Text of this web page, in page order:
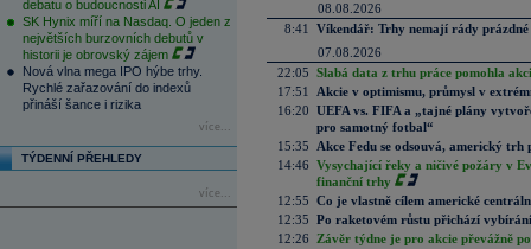
debatu o budoucnosti AI
SK Hynix míří na Nasdaq. O jeden z
největších burzovních debutů v
historii je obrovský zájem
Nová vlna mega IPO hýbe trhy.
Rychlé zařazování do indexů
přináší šance i rizika
více...
TÝDENNÍ PŘEHLEDY
více...
08.08.2026
8:41
Víkendář: Trhy nemají rády prázdné
07.08.2026
22:05 Slabá data z trhu práce pomohla
17:51
Akcie v optimismu, průmysl v
16:20 UEFA vs. FIFA a „tajné plány
pro samotný fotbal“
15:35
Akce Fedu se odsouvá, americký
14:46 Vysychající řeky a ničivé požáry v
finanční trhy
12:55 Co je vlastně cílem americké
12:35 Po raketovém růstu přichází
12:26
Závěr týdne je pro akcie převážně